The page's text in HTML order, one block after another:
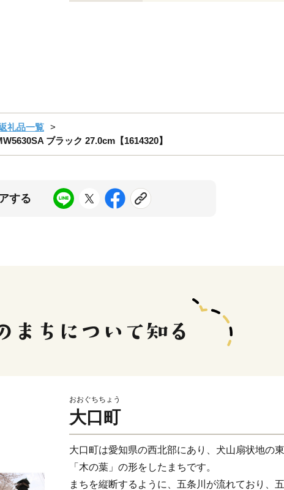
礼品一覧
ブラック 27.0cm【1614320】
する
おおぐちちょう
大口町
大口町は愛知県の西北部にあり、犬山扇状地の
「木の葉」の形をしたまちです。
まちを縦断するように、五条川が流れており、